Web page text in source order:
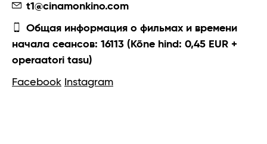
t1@cinamonkino.com
Общая информация о фильмах и времени
начала сеансов: 16113 (Kõne hind: 0,45 EUR +
operaatori tasu)
Facebook Instagram